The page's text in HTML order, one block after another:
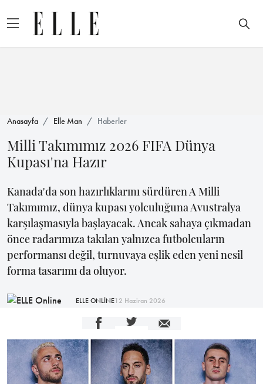
Anasayfa Elle Man Haberler
Milli Takımımız 2026 FIFA Dünya
Kupası'na Hazır
Kanada'da son hazırlıklarını sürdüren A Milli
Takımımız, dünya kupası yolculuğuna Avustralya
karşılaşmasıyla başlayacak. Ancak sahaya çıkmadan
önce radarımıza takılan yalnızca futbolcuların
performansı değil, turnuvaya eşlik eden yeni nesil
forma tasarımı da oluyor.
ELLE ONLİNE12 Haziran 2026